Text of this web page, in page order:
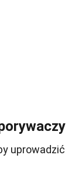
uprowadzić